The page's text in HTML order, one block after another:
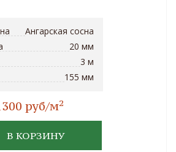
Ангарская сосна
20 мм
3 м
155 мм
руб/м2
В КОРЗИНУ